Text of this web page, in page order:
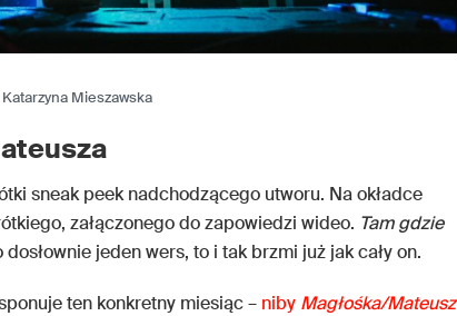
Mieszawska
sneak peek nadchodzącego utworu. Na okładce
załączonego do zapowiedzi wideo. Tam gdzie
jeden wers, to i tak brzmi już jak cały on.
ten konkretny miesiąc – niby Magłośka/Mateusz